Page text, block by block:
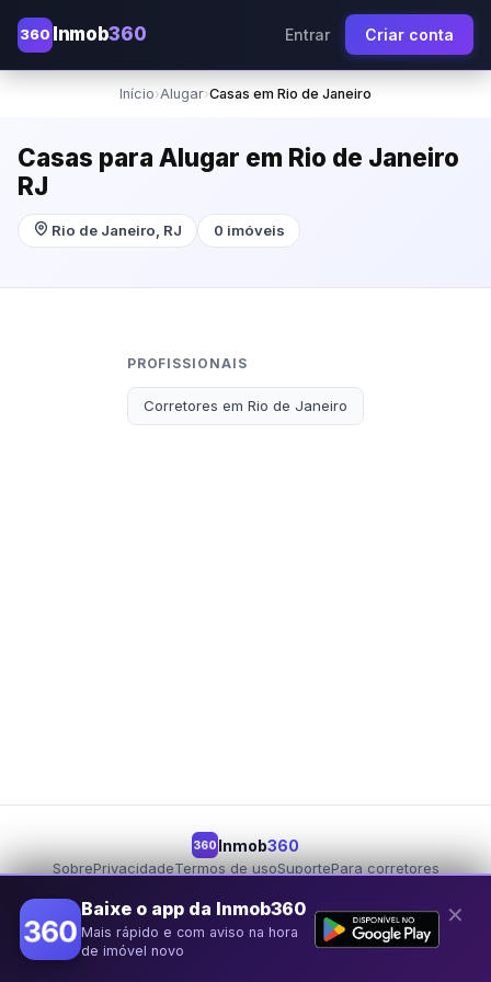
360 Inmob360 Entrar Criar conta
Início›Alugar›Casas em Rio de Janeiro
Casas para Alugar em Rio de Janeiro
RJ
Rio de Janeiro, RJ 0 imóveis
PROFISSIONAIS
Corretores em Rio de Janeiro
360 Inmob360
SobrePrivacidadeTermos de usoSuportePara corretores
Baixe o app da Inmob360
Mais rápido e com aviso na hora
de imóvel novo
✕